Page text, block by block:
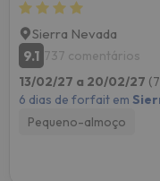
Sierra Nevada
9.1 737 comentários
13/02/27 a 20/02/27
6 dias de forfait em
Pequeno-almoço